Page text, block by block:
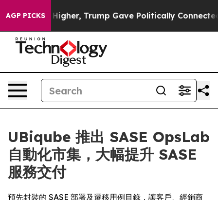
AGP PICKS
Prices Higher, Trump Gave Politically
UBiqube 推出 SASE OpsLab
自動化市集，大幅提升 SASE
服務交付
預先封裝的 SASE 部署及遷移用例目錄，讓客戶、經銷商